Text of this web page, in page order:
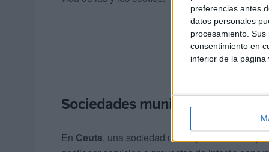
preferencias antes
datos personales
procesamiento.
consentimiento en
inferior de la página
Sociedades municipales
En Ceuta, una sociedad municipal es una